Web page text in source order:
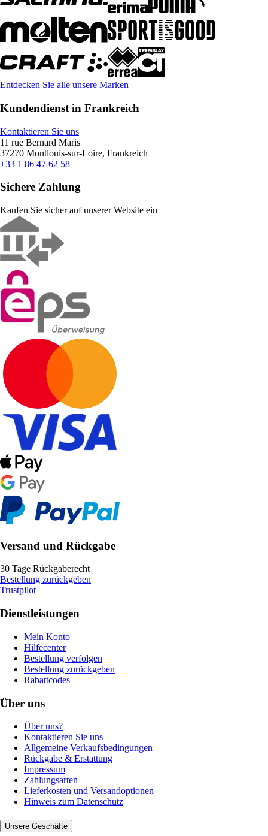
Entdecken Sie alle unsere Marken
Kundendienst in Frankreich
Kontaktieren Sie uns
11 rue Bernard Maris
37270 Montlouis-sur-Loire, Frankreich
+33 1 86 47 62 58
Sichere Zahlung
Kaufen Sie sicher auf unserer Website ein
Versand und Rückgabe
30 Tage Rückgaberecht
Bestellung zurückgeben
Trustpilot
Dienstleistungen
Mein Konto
Hilfecenter
Bestellung verfolgen
Bestellung zurückgeben
Rabattcodes
Über uns
Über uns?
Kontaktieren Sie uns
Allgemeine Verkaufsbedingungen
Rückgabe & Erstattung
Impressum
Zahlungsarten
Lieferkosten und Versandoptionen
Hinweis zum Datenschutz
Unsere Geschäfte